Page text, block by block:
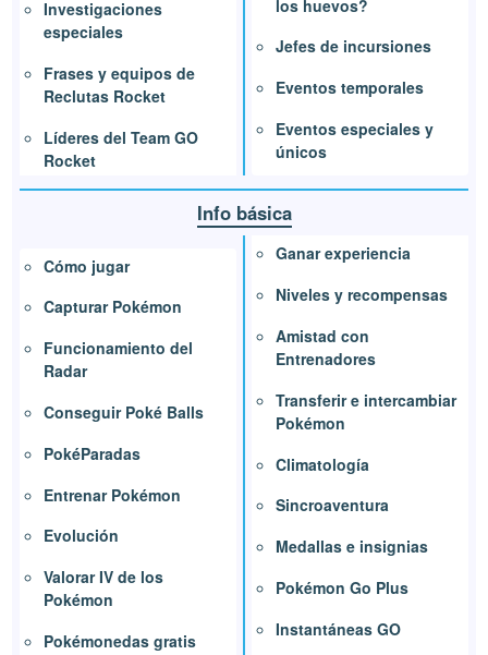
Investigaciones
especiales
Frases y equipos de
Reclutas Rocket
Líderes del Team GO
Rocket
los huevos?
Jefes de incursiones
Eventos temporales
Eventos especiales y
únicos
Info básica
Cómo jugar
Capturar Pokémon
Funcionamiento del
Radar
Conseguir Poké Balls
PokéParadas
Entrenar Pokémon
Evolución
Valorar IV de los
Pokémon
Pokémonedas gratis
Ganar experiencia
Niveles y recompensas
Amistad con
Entrenadores
Transferir e intercambiar
Pokémon
Climatología
Sincroaventura
Medallas e insignias
Pokémon Go Plus
Instantáneas GO